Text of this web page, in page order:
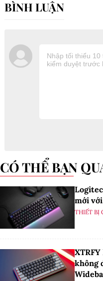
CÓ THỂ BẠN
mới
THIẾT BỊ
không